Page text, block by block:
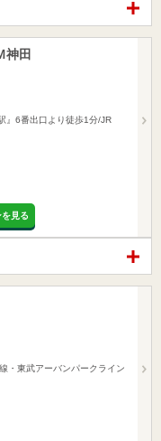
神田
6番出口より徒歩1分/JR
見る
・東武アーバンパークライン